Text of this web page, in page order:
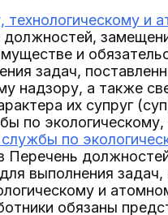
и
и
задач,
надзору, а также
их супруг
по
по
Перечень
выполнения
и
обязаны